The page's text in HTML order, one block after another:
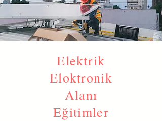
Elektrik
Eloktronik
Alanı
Eğitimler